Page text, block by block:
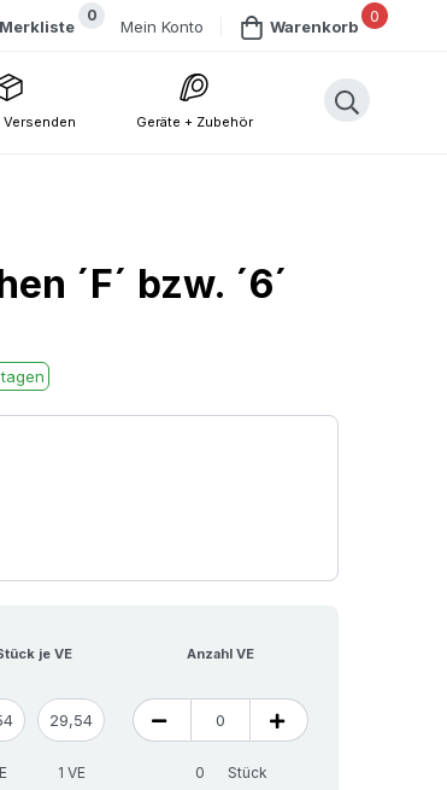
0
Merkliste Mein Konto
0
Warenkorb
Versenden Geräte + Zubehör
´F´ bzw. ´6´
je VE Anzahl VE
29,54
1 VE Stück